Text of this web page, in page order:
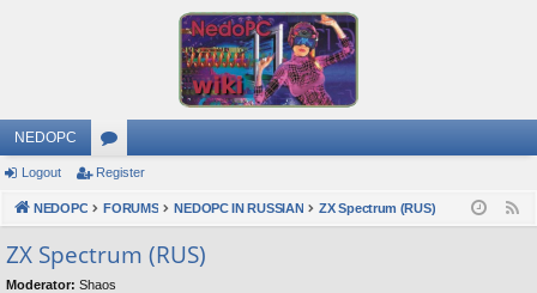
NEDOPC
or
u
s
Logout Register
NEDOPC FORUMS NEDOPC IN RUSSIAN ZX Spectrum (RUS)
ZX Spectrum (RUS)
Moderator: Shaos